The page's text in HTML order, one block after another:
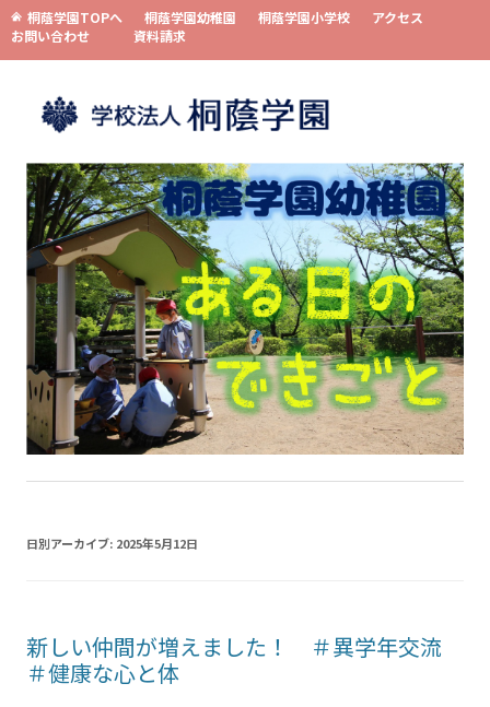
桐蔭学園TOPへ 桐蔭学園幼稚園 桐蔭学園小学校
アクセス
お問い合わせ
資料請求
コンテンツへスキップ
日別アーカイブ: 2025年5月12日
新しい仲間が増えました！ ＃異学年交流
＃健康な心と体